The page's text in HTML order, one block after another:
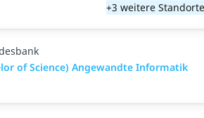
+3 weitere Standorte
of Science) Angewandte Informatik